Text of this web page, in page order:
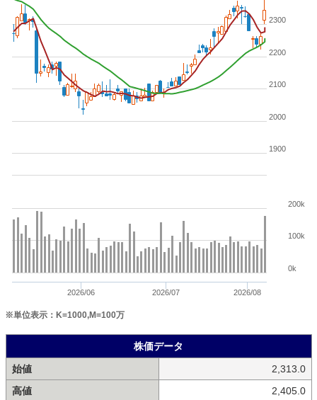
2026/06 2026/07 2026/08
1900
2000
2100
2200
2300
0k
100k
200k
※単位表示：K=1000,M=100万
株価データ
始値
2,313.0
高値
2,405.0